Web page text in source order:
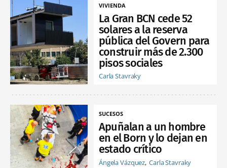
VIVIENDA
La Gran BCN cede 52
solares a la reserva
pública del Govern para
construir más de 2.300
pisos sociales
Carla Stavraky
SUCESOS
Apuñalan a un hombre
en el Born y lo dejan en
estado crítico
Ángela Vázquez Carla Stavraky